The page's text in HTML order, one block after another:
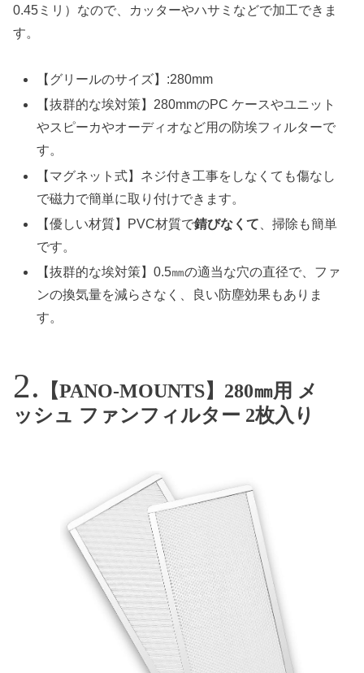
0.45ミリ）なので、カッターやハサミなどで加工できま
す。
【グリールのサイズ】:280mm
【抜群的な埃対策】280mmのPC ケースやユニット
やスピーカやオーディオなど用の防埃フィルターで
す。
【マグネット式】ネジ付き工事をしなくても傷なし
で磁力で簡単に取り付けできます。
【優しい材質】PVC材質で錆びなくて 、掃除も簡単
です。
【抜群的な埃対策】0.5㎜の適当な穴の直径で、ファ
ンの換気量を減らさなく、良い防塵効果もありま
す。
【PANO-MOUNTS】280㎜用 メ
ッシュ ファンフィルター 2枚入り